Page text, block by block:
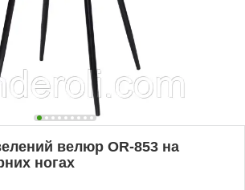
велюр OR-853 на
ногах